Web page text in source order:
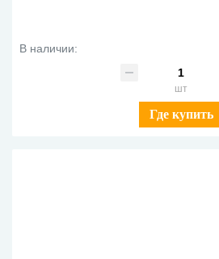
В наличии:
шт
Где купить